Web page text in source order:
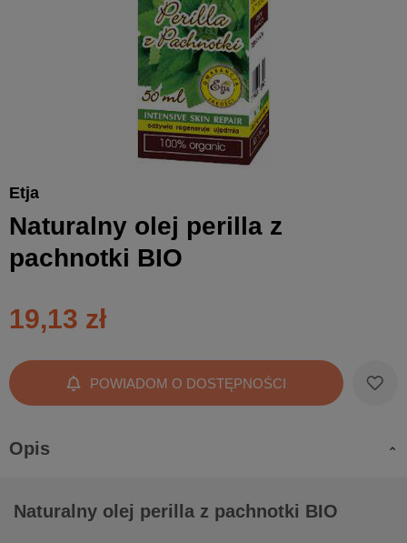
Etja
Naturalny olej perilla z
pachnotki BIO
19,13 zł
POWIADOM O DOSTĘPNOŚCI
Opis
Naturalny olej perilla z pachnotki BIO